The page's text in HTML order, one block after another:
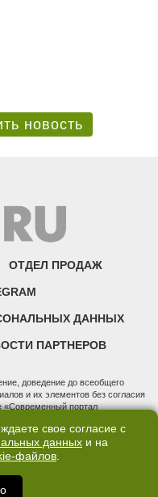
новость
ОТДЕЛ ПРОДАЖ
ДАННЫХ
ПАРТНЕРОВ
доведение до всеобщего
и их элементов без согласия
«Современный портал
и массовых коммуникаций
77 - 76634 от 02.09.2019
"66.ру". Юридический
продаж: 620014, Свердловская
7015, +7 (343) 288-50-66
свое согласие с
данных и на
файлов.